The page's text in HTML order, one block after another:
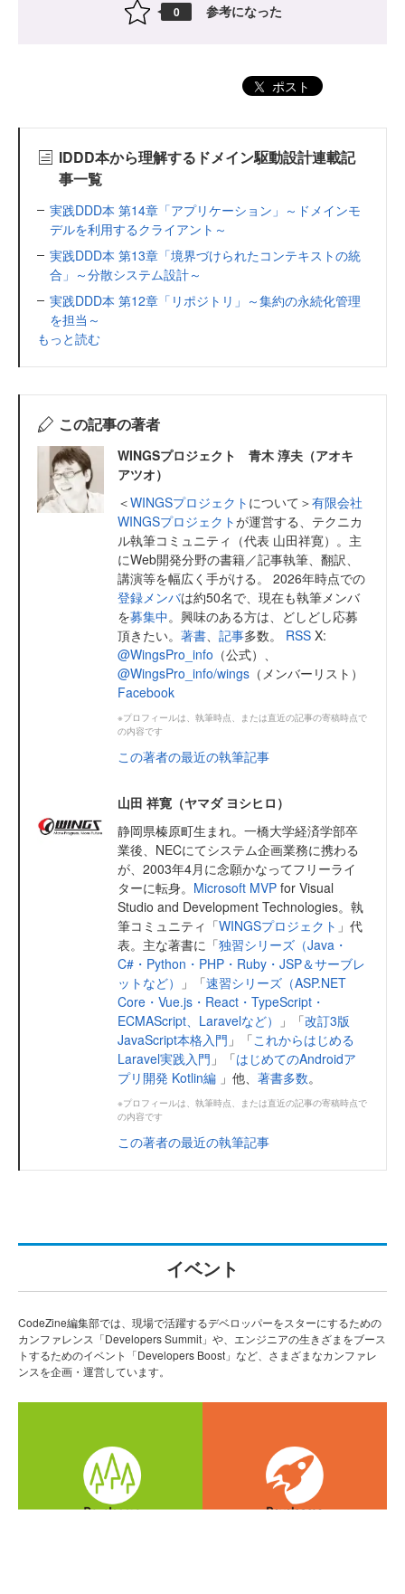
0 参考になった
ポスト
IDDD本から理解するドメイン駆動設計連載記
事一覧
実践DDD本 第14章「アプリケーション」～ドメインモ
デルを利用するクライアント～
実践DDD本 第13章「境界づけられたコンテキストの統
合」～分散システム設計～
実践DDD本 第12章「リポジトリ」～集約の永続化管理
を担当～
もっと読む
この記事の著者
WINGSプロジェクト 青木 淳夫（アオキ
アツオ）
＜WINGSプロジェクト について＞有限会社
WINGSプロジェクトが運営する、テクニカ
ル執筆コミュニティ（代表 山田祥寛）。主
にWeb開発分野の書籍／記事執筆、翻訳、
講演等を幅広く手がける。 2026年時点での
登録メンバは約50名で、現在も執筆メンバ
を募集中。興味のある方は、どしどし応募
頂きたい。 著書 記事多数。 RSS X:
@WingsPro_info （公式）、
@WingsPro_info/wings （メンバーリスト）
Facebook
※プロフィールは、執筆時点、または直近の記事の寄稿時点で
の内容です
この著者の最近の執筆記事
山田 祥寛（ヤマダ ヨシヒロ）
静岡県榛原町生まれ。一橋大学経済学部卒
業後、NECにてシステム企画業務に携わる
が、2003年4月に念願かなってフリーライ
ターに転身。 Microsoft MVP for Visual
Studio and Development Technologies。執
筆コミュニティ「WINGSプロジェクト 」代
表。主な著書に「独習シリーズ（Java・
C#・Python・PHP・Ruby・JSP＆サーブレ
ットなど）
」「速習シリーズ（ASP.NET
Core・Vue.js・React・TypeScript・
ECMAScript、Laravelなど）
」「改訂3版
JavaScript本格入門 」「これからはじめる
Laravel実践入門 」「はじめてのAndroidア
プリ開発 Kotlin編 」他、 著書多数。
※プロフィールは、執筆時点、または直近の記事の寄稿時点で
の内容です
この著者の最近の執筆記事
イベント
CodeZine編集部では、現場で活躍するデベロッパーをスターにするための
カンファレンス「Developers Summit」や、エンジニアの生きざまをブース
トするためのイベント「Developers Boost」など、さまざまなカンファレ
ンスを企画・運営しています。